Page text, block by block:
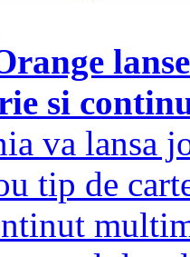
si
va lansa
tip de